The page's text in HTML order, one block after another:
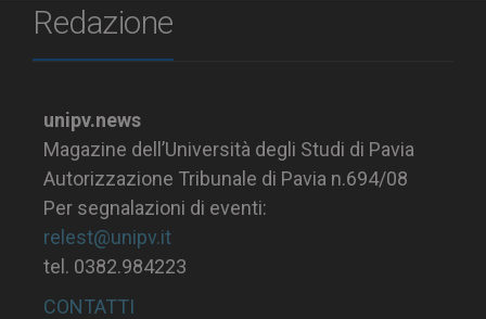
Redazione
unipv.news
Magazine dell’Università degli Studi di Pavia
Autorizzazione Tribunale di Pavia n.694/08
Per segnalazioni di eventi:
relest@unipv.it
tel. 0382.984223
CONTATTI